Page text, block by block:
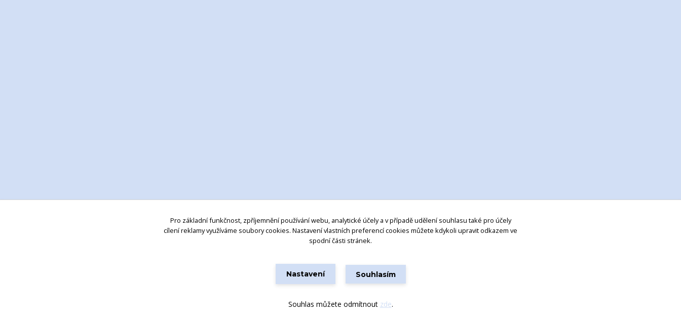
© 2025 EUROKER Všechna práva vyhrazena
Vytvořeno na
Pro základní funkčnost, zpříjemnění používání webu, analytické účely a v případě udělení souhlasu také pro účely
cílení reklamy využíváme soubory cookies. Nastavení vlastních preferencí cookies můžete kdykoli upravit odkazem ve
spodní části stránek.
Nastavení Souhlasím
Souhlas můžete odmítnout zde.